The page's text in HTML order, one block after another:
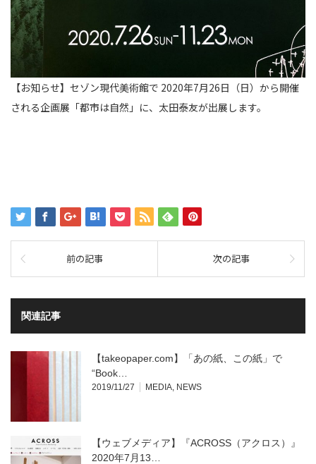
【お知らせ】セゾン現代美術館で 2020年7月26日（日）から開催
される企画展「都市は自然」に、太田泰友が出展します。
前の記事 次の記事
関連記事
【takeopaper.com】「あの紙、この紙」で
“Book…
2019/11/27 MEDIA NEWS
【ウェブメディア】『ACROSS（アクロス）』
2020年7月13…